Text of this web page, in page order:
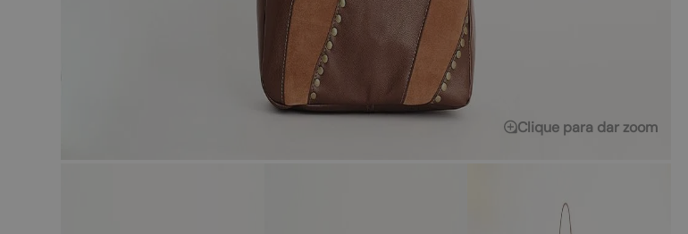
Clique para dar zoom